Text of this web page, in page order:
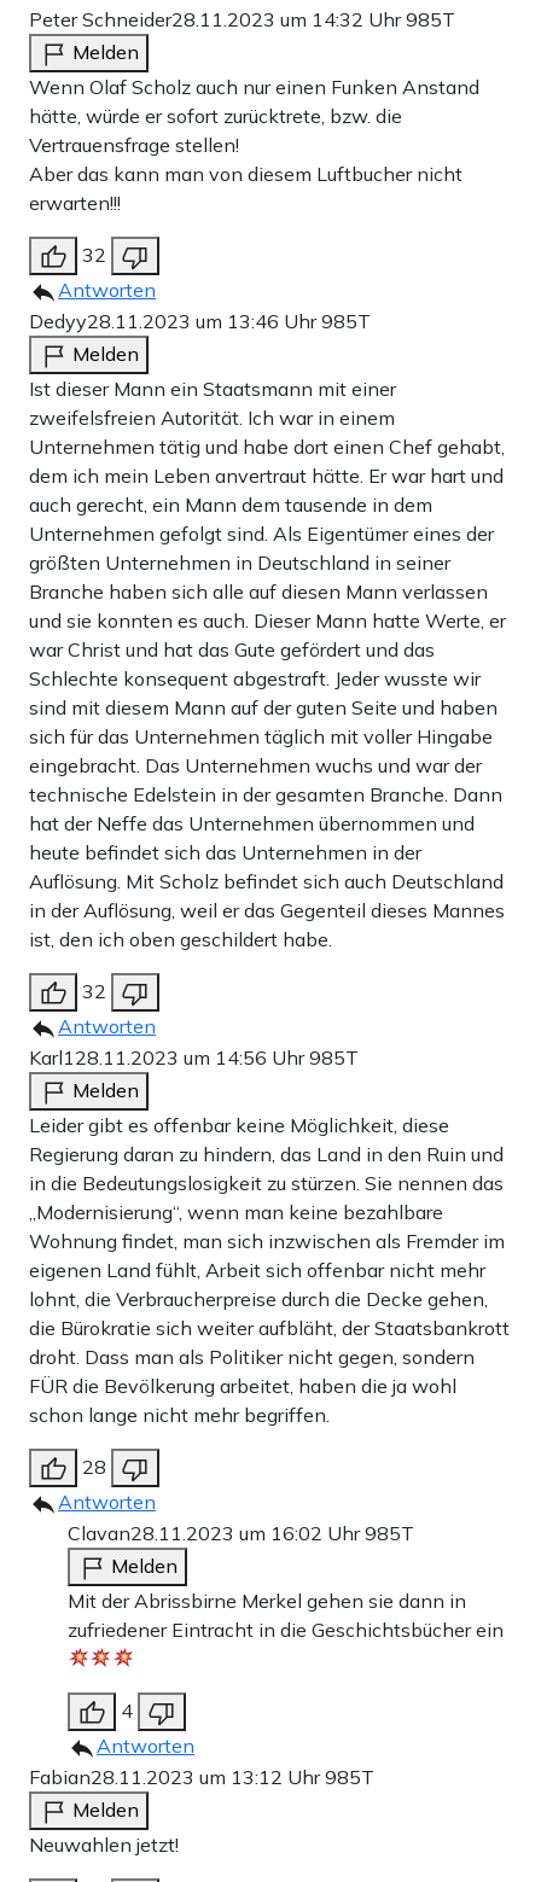
Peter Schneider28.11.2023 um 14:32 Uhr985T
Melden
Wenn Olaf Scholz auch nur einen Funken Anstand
hätte, würde er sofort zurücktrete, bzw. die
Vertrauensfrage stellen!
Aber das kann man von diesem Luftbucher nicht
erwarten!!!
32
Antworten
Dedyy28.11.2023 um 13:46 Uhr985T
Melden
Ist dieser Mann ein Staatsmann mit einer
zweifelsfreien Autorität. Ich war in einem
Unternehmen tätig und habe dort einen Chef gehabt,
dem ich mein Leben anvertraut hätte. Er war hart und
auch gerecht, ein Mann dem tausende in dem
Unternehmen gefolgt sind. Als Eigentümer eines der
größten Unternehmen in Deutschland in seiner
Branche haben sich alle auf diesen Mann verlassen
und sie konnten es auch. Dieser Mann hatte Werte, er
war Christ und hat das Gute gefördert und das
Schlechte konsequent abgestraft. Jeder wusste wir
sind mit diesem Mann auf der guten Seite und haben
sich für das Unternehmen täglich mit voller Hingabe
eingebracht. Das Unternehmen wuchs und war der
technische Edelstein in der gesamten Branche. Dann
hat der Neffe das Unternehmen übernommen und
heute befindet sich das Unternehmen in der
Auflösung. Mit Scholz befindet sich auch Deutschland
in der Auflösung, weil er das Gegenteil dieses Mannes
ist, den ich oben geschildert habe.
32
Antworten
Karl128.11.2023 um 14:56 Uhr985T
Melden
Leider gibt es offenbar keine Möglichkeit, diese
Regierung daran zu hindern, das Land in den Ruin und
in die Bedeutungslosigkeit zu stürzen. Sie nennen das
„Modernisierung“, wenn man keine bezahlbare
Wohnung findet, man sich inzwischen als Fremder im
eigenen Land fühlt, Arbeit sich offenbar nicht mehr
lohnt, die Verbraucherpreise durch die Decke gehen,
die Bürokratie sich weiter aufbläht, der Staatsbankrott
droht. Dass man als Politiker nicht gegen, sondern
FÜR die Bevölkerung arbeitet, haben die ja wohl
schon lange nicht mehr begriffen.
28
Antworten
Clavan28.11.2023 um 16:02 Uhr985T
Melden
Mit der Abrissbirne Merkel gehen sie dann in
zufriedener Eintracht in die Geschichtsbücher ein
4
Antworten
Fabian28.11.2023 um 13:12 Uhr985T
Melden
Neuwahlen jetzt!